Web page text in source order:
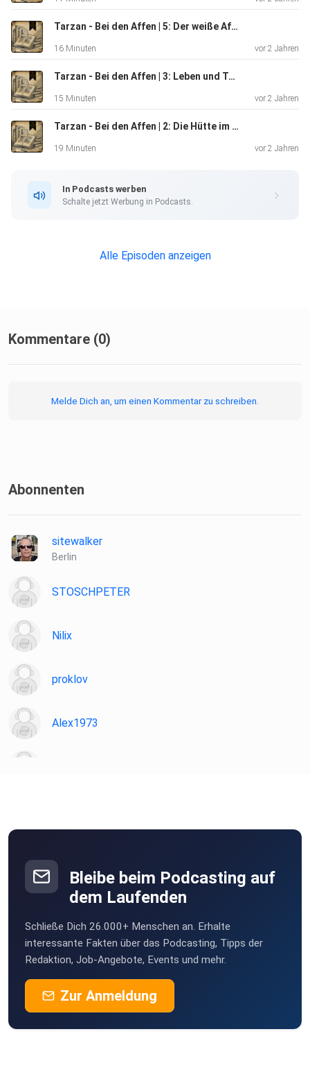
Tarzan - Bei den Affen | 5: Der weiße Affe | Hörbuch #39 | E.R. Burroughs
16 Minuten vor 2 Jahren
Tarzan - Bei den Affen | 3: Leben und Tod | Hörbuch #37 | E.R. Burroughs
15 Minuten vor 2 Jahren
Tarzan - Bei den Affen | 2: Die Hütte im Dschungel | Hörbuch #36 | E.R. Burroughs
19 Minuten vor 2 Jahren
In Podcasts werben
Schalte jetzt Werbung in Podcasts.
Alle Episoden anzeigen
Kommentare (0)
Melde Dich an, um einen Kommentar zu schreiben.
Abonnenten
sitewalker
Berlin
STOSCHPETER
Nilix
proklov
Alex1973
Göttingen
Mantschi
Mainburg
Mühlacker
Maicia
Emden
Bleibe beim Podcasting auf
dem Laufenden
Schließe Dich 26.000+ Menschen an. Erhalte
interessante Fakten über das Podcasting, Tipps der
Redaktion, Job-Angebote, Events und mehr.
Zur Anmeldung